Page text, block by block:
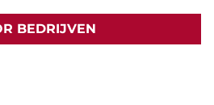
BEDRIJVEN